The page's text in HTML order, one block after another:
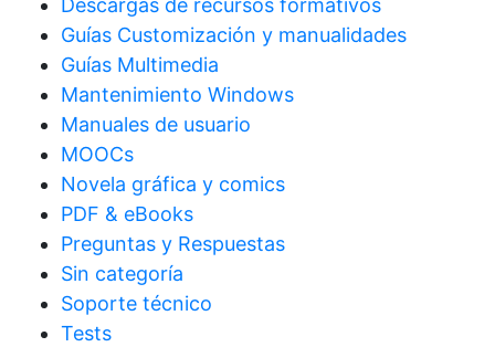
Descargas de recursos formativos
Guías Customización y manualidades
Guías Multimedia
Mantenimiento Windows
Manuales de usuario
MOOCs
Novela gráfica y comics
PDF & eBooks
Preguntas y Respuestas
Sin categoría
Soporte técnico
Tests